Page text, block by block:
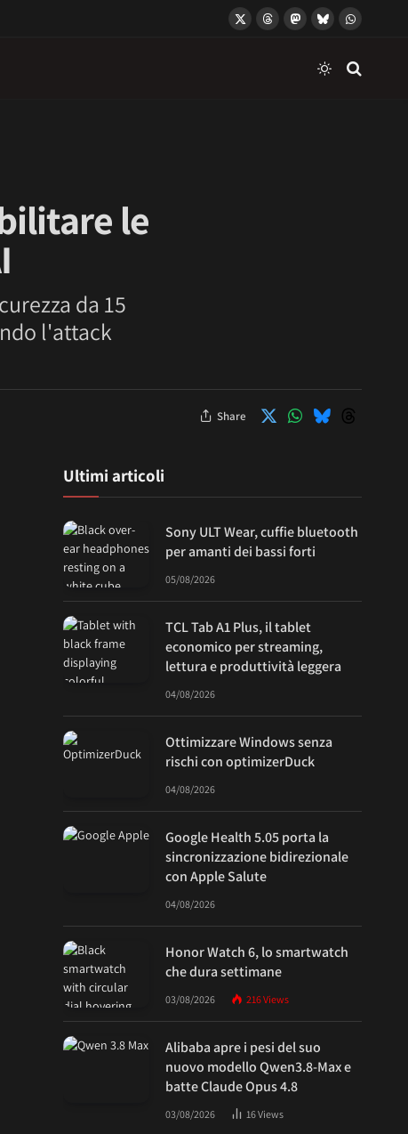
X
ThreadsMastodon
BlueskyWhatsApp
le
da 15
l'attack
Share
Ultimi articoli
Sony ULT Wear, cuffie bluetooth
per amanti dei bassi forti
05/08/2026
TCL Tab A1 Plus, il tablet
economico per streaming,
lettura e produttività leggera
04/08/2026
Ottimizzare Windows senza
rischi con optimizerDuck
04/08/2026
Google Health 5.05 porta la
sincronizzazione bidirezionale
con Apple Salute
04/08/2026
Honor Watch 6, lo smartwatch
che dura settimane
03/08/2026 216Views
Alibaba apre i pesi del suo
nuovo modello Qwen3.8-Max e
batte Claude Opus 4.8
03/08/2026 16Views